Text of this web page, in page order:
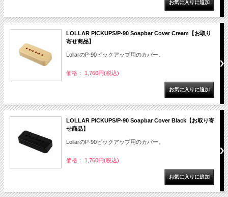
LOLLAR PICKUPS/P-90 Soapbar Cover Cream【お取り
寄せ商品】
LollarのP-90ピックアップ用のカバー。
価格： 1,760円(税込)
LOLLAR PICKUPS/P-90 Soapbar Cover Black【お取り寄
せ商品】
LollarのP-90ピックアップ用のカバー。
価格： 1,760円(税込)